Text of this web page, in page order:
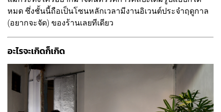
หมด ซึ่งชั้นนี้ถือเป็นโซนหลักเวลามีงานอิเวนต์ประจำฤดูกาล
(อยากจะจัด) ของร้านเลยทีเดียว
อะไรจะเกิดก็เกิด